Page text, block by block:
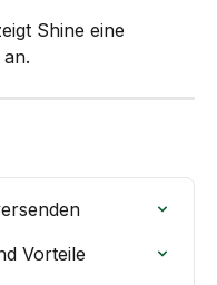
Shine eine
Vorteile